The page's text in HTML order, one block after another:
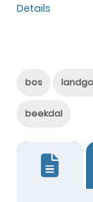
Details
bos
beekdal